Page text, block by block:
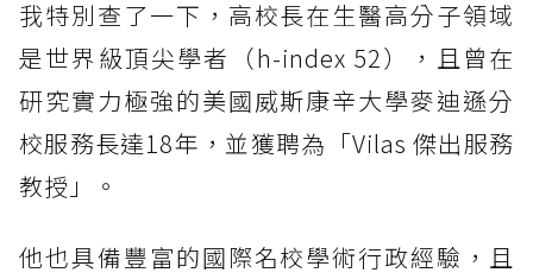
我特別查了一下，高校長在生醫高分子領域
是世界級頂尖學者（h-index 52），且曾在
研究實力極強的美國威斯康辛大學麥迪遜分
校服務長達18年，並獲聘為「Vilas 傑出服務
教授」。
他也具備豐富的國際名校學術行政經驗，且